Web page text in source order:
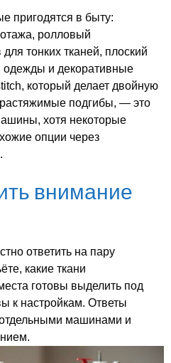
пригодятся в быту:
ролловый
тонких тканей, плоский
одежды и декоративные
который делает двойную
растяжимые подгибы, — это
хотя некоторые
опции через
внимание
ответить на пару
какие ткани
готовы выделить под
к настройкам. Ответы
машинами и